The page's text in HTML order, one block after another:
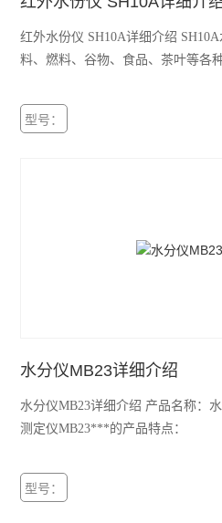
红外水份仪 SH10A详细介绍 SH10A水份快速测定仪用于测定原
料、燃料、谷物、食品、茶叶等各
型号：
水分仪MB23详细介绍
水分仪MB23详细介绍 产品名称：
测定仪MB23***的产品特点：
型号：